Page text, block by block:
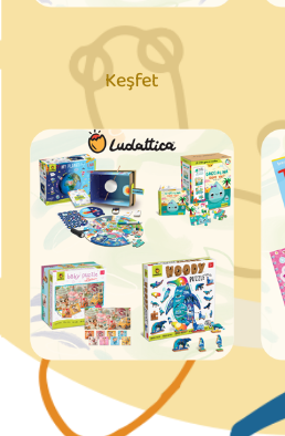
Keşfet